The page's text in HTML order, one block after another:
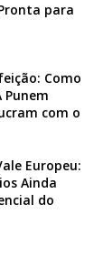
para
Como
Punem
com o
Europeu:
Ainda
do